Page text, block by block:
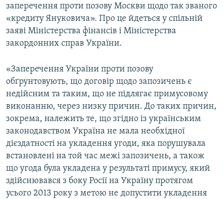
Усі сайти RFE/RL
заперечення проти позову Москви щодо так званого
«кредиту Януковича». Про це йдеться у спільній
заяві Міністерства фінансів і Міністерства
закордонних справ України.
«Заперечення України проти позову
обґрунтовують, що договір щодо запозичень є
недійсним та таким, що не підлягає примусовому
виконанню, через низку причин. До таких причин,
зокрема, належить те, що згідно із українським
законодавством Україна не мала необхідної
дієздатності на укладення угоди, яка порушувала
встановлені на той час межі запозичень, а також
що угода була укладена у результаті примусу, який
здійснювався з боку Росії на Україну протягом
усього 2013 року з метою не допустити укладення